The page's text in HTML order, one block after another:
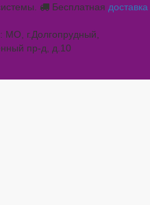
Бесплатная доставка
МО, г.Долгопрудный,
пр-д, д.10